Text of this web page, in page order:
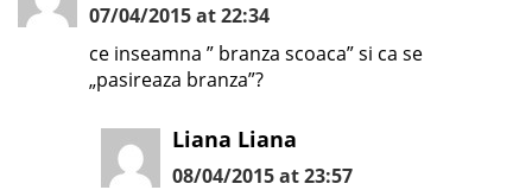
07/04/2015 at 22:34
ce inseamna ” branza scoaca” si ca se
„pasireaza branza”?
Liana Liana
08/04/2015 at 23:57